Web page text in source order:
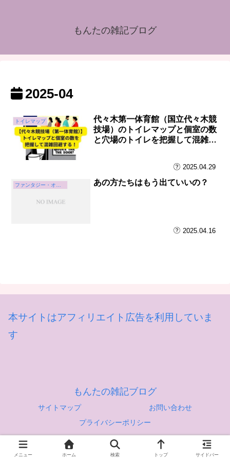
もんたの雑記ブログ
2025-04
トイレマップ
代々木第一体育館（国立代々木競
技場）のトイレマップと個室の数
と穴場のトイレを把握して混雑回
2025.04.29
あの方たちはもう出ていいの？
2025.04.16
本サイトはアフィリエイト広告を利用していま
す
もんたの雑記ブログ
サイトマップ
お問い合わせ
プライバシーポリシー
© 2022 もんたの雑記ブログ.
メニュー ホーム 検索 トップ サイドバー